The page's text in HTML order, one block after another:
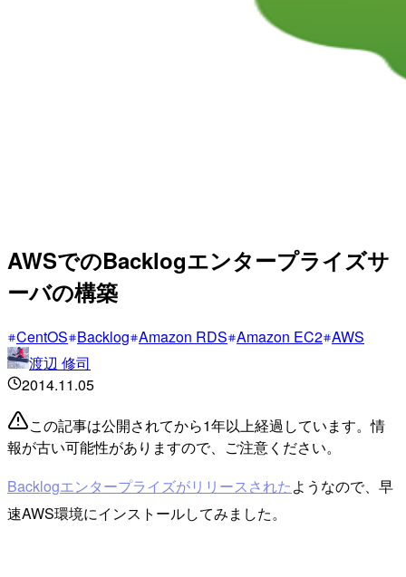
AWSでのBacklogエンタープライズサ
ーバの構築
CentOS Backlog Amazon RDS Amazon EC2 AWS
渡辺 修司
2014.11.05
この記事は公開されてから1年以上経過しています。情
報が古い可能性がありますので、ご注意ください。
Backlogエンタープライズがリリースされたようなので、早
速AWS環境にインストールしてみました。